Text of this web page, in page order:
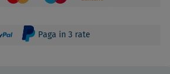
Paga in 3 rate